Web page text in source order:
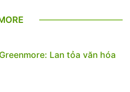
Lan tỏa văn hóa